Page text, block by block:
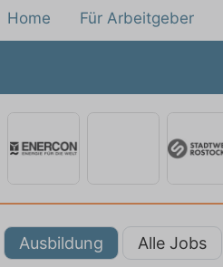
Home Für Arbeitgeber
Ausbildung Alle Jobs